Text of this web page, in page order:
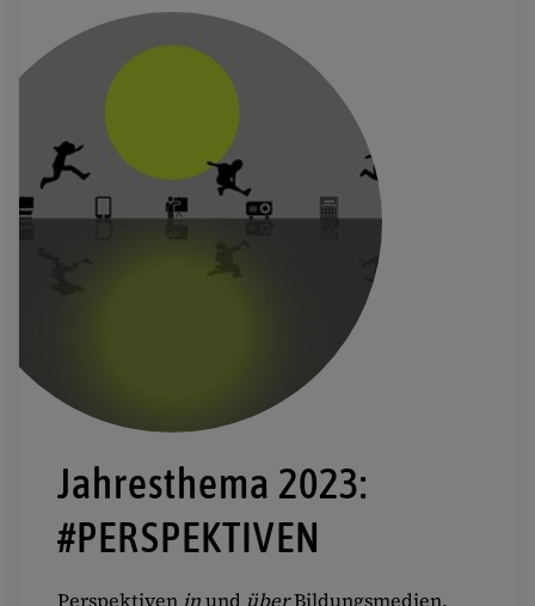
Jahresthema 2023:
#PERSPEKTIVEN
Perspektiven inund überBildungsmedien.